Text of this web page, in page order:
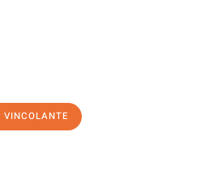
VINCOLANTE